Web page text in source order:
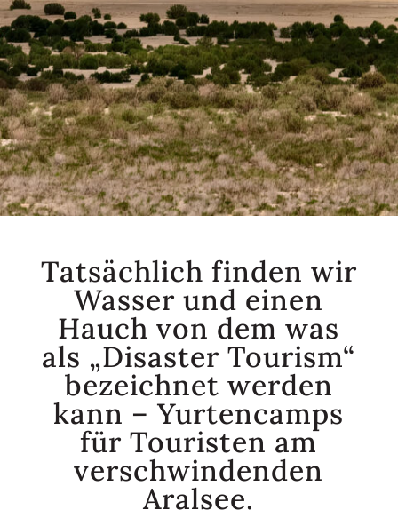
Tatsächlich finden wir
Wasser und einen
Hauch von dem was
als „Disaster Tourism“
bezeichnet werden
kann – Yurtencamps
für Touristen am
verschwindenden
Aralsee.